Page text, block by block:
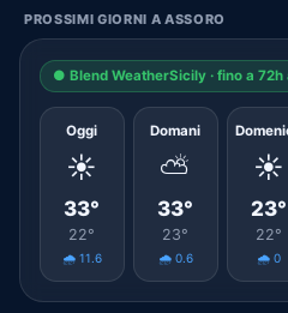
PROSSIMI GIORNI A ASSORO
● Blend WeatherSicily · fino a
Oggi
☀️
33°
22°
🌧️ 11.6
Domani
⛅
33°
23°
🌧️ 0.6
☀️
23°
22°
🌧️ 0